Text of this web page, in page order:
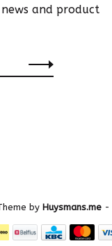
and product
by Huysmans.me -